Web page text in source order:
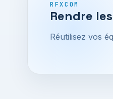
RFXCOM
Rendre
Réutilisez vos